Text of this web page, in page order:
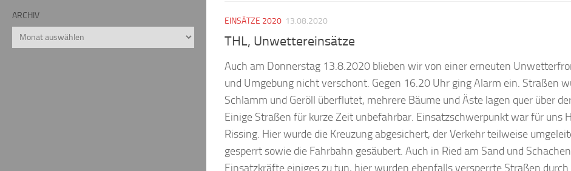
EINSÄTZE 2020 13.08.2020
THL, Unwettereinsätze
Auch am Donnerstag 13.8.2020 blieben wir von einer erneuten
und Umgebung nicht verschont. Gegen 16.20 Uhr ging Alarm ein. Straßen
Schlamm und Geröll überflutet, mehrere Bäume und Äste lagen quer über
Einige Straßen für kurze Zeit unbefahrbar. Einsatzschwerpunkt war für uns
Rissing. Hier wurde die Kreuzung abgesichert, der Verkehr teilweise
gesperrt sowie die Fahrbahn gesäubert. Auch in Ried am Sand und
Einsatzkräfte einiges zu tun, hier wurden ebenfalls versperrte Straßen durch
ARCHIV
Archiv